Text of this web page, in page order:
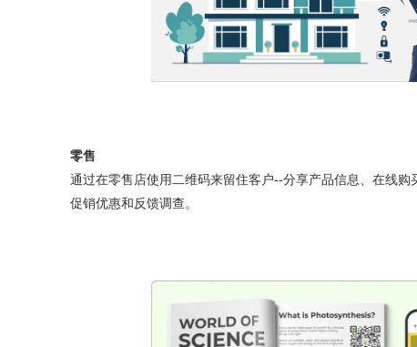
零售
通过在零售店使用二维码来留住客户--分享产品信息、在线购
促销优惠和反馈调查。